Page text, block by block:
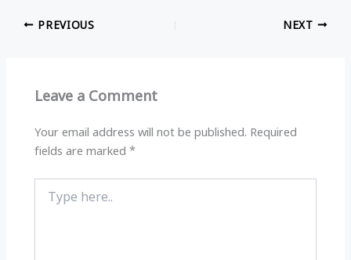
at
s
p
e
g
m o
k
PREVIOUS NEXT
Leave a Comment
Your email address will not be published. Required
fields are marked*
here..